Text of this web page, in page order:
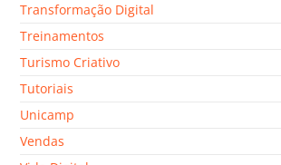
Transformação Digital
Treinamentos
Turismo Criativo
Tutoriais
Unicamp
Vendas